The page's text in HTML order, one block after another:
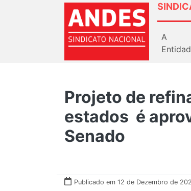
A
Projeto de
estados é
Senado
Publicado em 12 de Dezembro de